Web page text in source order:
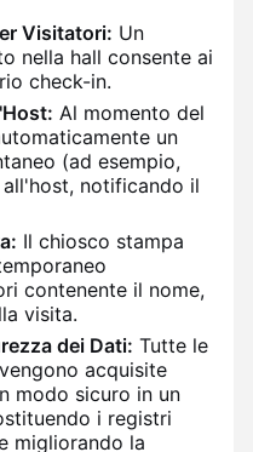
Visitatori: Un
nella hall consente ai
check-in.
Al momento del
un
(ad esempio,
notificando il
Il chiosco stampa
contenente il nome,
visita.
dei Dati: Tutte le
acquisite
modo sicuro in un
i registri
migliorando la